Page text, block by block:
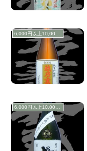
6,000円以上10,000円未満
6,000円以上10,000円未満